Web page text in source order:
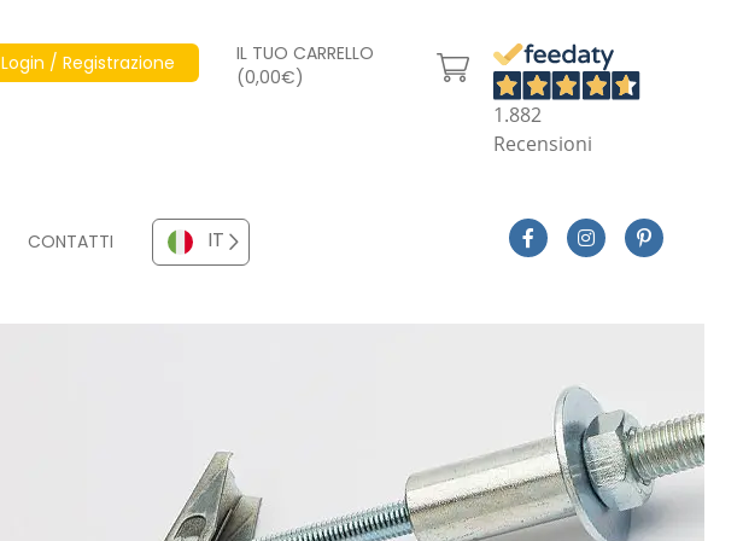
Login / Registrazione
IL TUO CARRELLO
(0,00€)
1.882
Recensioni
CONTATTI IT